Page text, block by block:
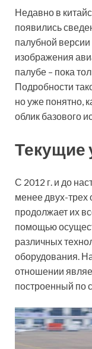
Недавно в
появились
палубной
изображения
палубе – пока
Подробности
но уже понятно,
облик базового
Текущие
С 2012 г. и до
менее двух-трех
продолжает их
помощью
различных
оборудования.
отношении
построенный по